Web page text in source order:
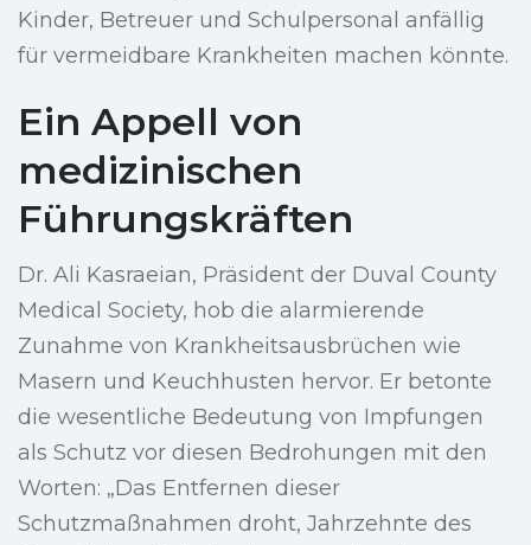
Kinder, Betreuer und Schulpersonal anfällig
für vermeidbare Krankheiten machen könnte.
Ein Appell von
medizinischen
Führungskräften
Dr. Ali Kasraeian, Präsident der Duval County
Medical Society, hob die alarmierende
Zunahme von Krankheitsausbrüchen wie
Masern und Keuchhusten hervor. Er betonte
die wesentliche Bedeutung von Impfungen
als Schutz vor diesen Bedrohungen mit den
Worten: „Das Entfernen dieser
Schutzmaßnahmen droht, Jahrzehnte des